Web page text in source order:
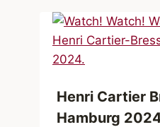
Henri Cartier
Hamburg